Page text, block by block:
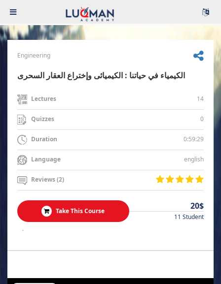
Engineering
الكيمياء في حياتنا : الكيميائى وإختراع العقار السحرى
Lectures 14
Quizzes 0
Duration 0:59:29
Language english
Reviews (2)
Take This Course 20$
11 Student
.